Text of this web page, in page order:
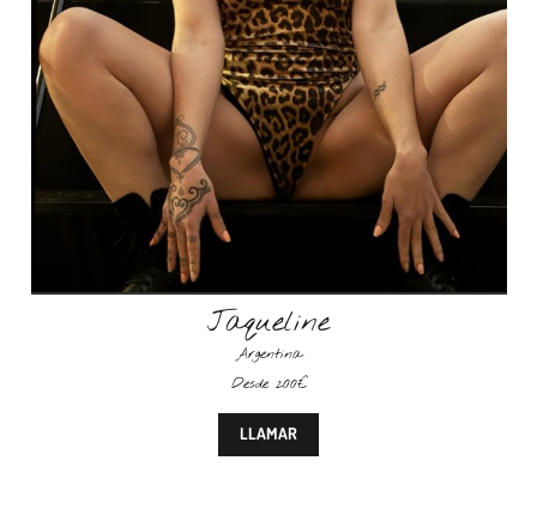
Jaqueline
Argentina
Desde 200€
LLAMAR